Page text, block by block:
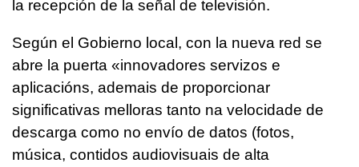
la recepción de la señal de televisión.
Según el Gobierno local, con la nueva red se
abre la puerta «innovadores servizos e
aplicacións, ademais de proporcionar
significativas melloras tanto na velocidade de
descarga como no envío de datos (fotos,
música, contidos audiovisuais de alta